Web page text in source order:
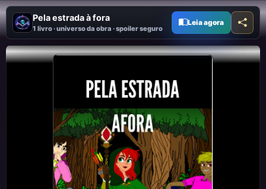
Pela estrada à fora
1 livro · universo da obra · spoiler seguro
Leia agora